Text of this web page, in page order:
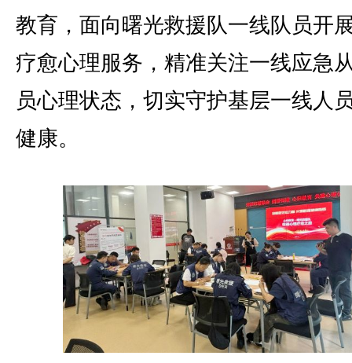
教育，面向曙光救援队一线队员开
疗愈心理服务，精准关注一线应急
员心理状态，切实守护基层一线人
健康。